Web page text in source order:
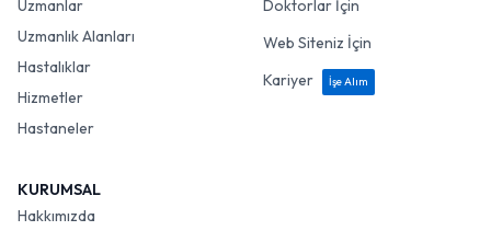
Uzmanlar
Uzmanlık Alanları
Hastalıklar
Hizmetler
Hastaneler
Doktorlar İçin
Web Siteniz İçin
Kariyer
İşe Alım
KURUMSAL
Hakkımızda